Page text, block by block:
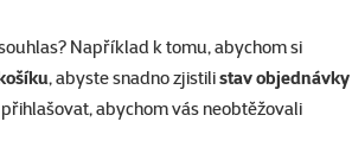
Například k tomu, abychom si
, abyste snadno zjistilistav objednávky
abychom vás neobtěžovali
Planet kořen
Bulk XS 19-
60%, počet hodnocení: 2
hodnocení